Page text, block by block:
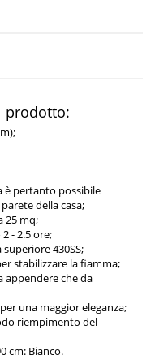
prodotto:
è pertanto possibile
della casa;
25 mq;
- 2.5 ore;
430SS;
stabilizzare la fiamma;
appendere che da
una maggior eleganza;
riempimento del
cm: Bianco.